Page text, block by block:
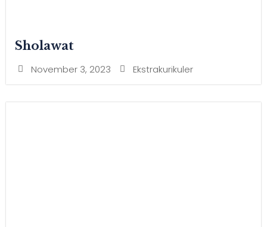
Sholawat
November 3, 2023 Ekstrakurikuler